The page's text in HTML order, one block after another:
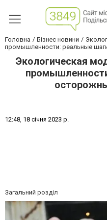
Головна Бізнес новини
промышленности: реальные
Экологическая
12:48, 18 січня 2023 р.
Загальний розділ